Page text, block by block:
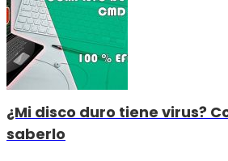
¿Mi disco duro tiene virus?
saberlo